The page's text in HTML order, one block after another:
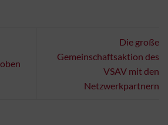
Die große
Gemeinschaftsaktion des
VSAV mit den
Netzwerkpartnern